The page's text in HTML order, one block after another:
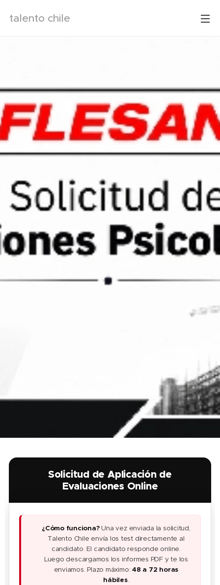
talento chile
Solicitud de Aplicación de
Evaluaciones Online
¿Cómo funciona?Una vez enviada la solicitud,
Talento Chile envía los test directamente al
candidato. El candidato responde online.
Luego descargamos los informes PDF y te los
enviamos. Plazo máximo:48 a 72 horas
hábiles.